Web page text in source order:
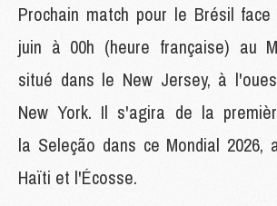
Prochain match pour le Brésil
juin à 00h (heure française) au
situé dans le New Jersey, à
New York. Il s'agira de la
la Seleção dans ce Mondial 2026,
Haïti et l'Écosse.